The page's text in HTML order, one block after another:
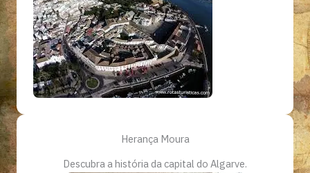
Herança Moura
Descubra a história da capital do Algarve.